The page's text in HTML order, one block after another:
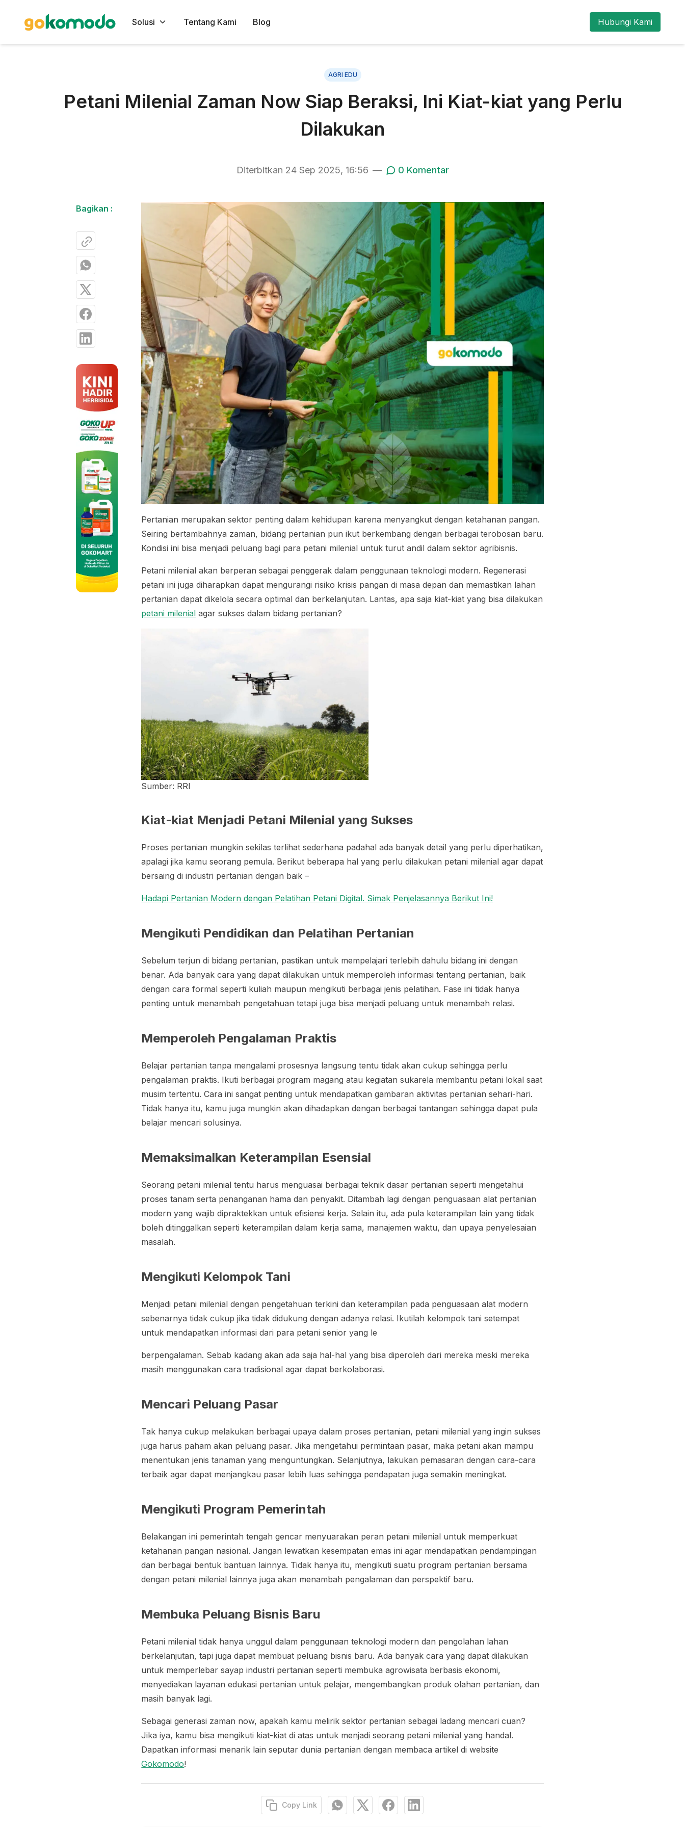
Solusi Tentang Kami Blog Hubungi Kami
AGRI EDU
Petani Milenial Zaman Now Siap Beraksi, Ini Kiat-kiat yang Perlu
Dilakukan
Diterbitkan 24 Sep 2025, 16:56 — 0 Komentar
Bagikan :
Pertanian merupakan sektor penting dalam kehidupan karena menyangkut dengan ketahanan pangan.
Seiring bertambahnya zaman, bidang pertanian pun ikut berkembang dengan berbagai terobosan baru.
Kondisi ini bisa menjadi peluang bagi para petani milenial untuk turut andil dalam sektor agribisnis.
Petani milenial akan berperan sebagai penggerak dalam penggunaan teknologi modern. Regenerasi
petani ini juga diharapkan dapat mengurangi risiko krisis pangan di masa depan dan memastikan lahan
pertanian dapat dikelola secara optimal dan berkelanjutan. Lantas, apa saja kiat-kiat yang bisa dilakukan
petani milenial agar sukses dalam bidang pertanian?
Sumber: RRI
Kiat-kiat Menjadi Petani Milenial yang Sukses
Proses pertanian mungkin sekilas terlihat sederhana padahal ada banyak detail yang perlu diperhatikan,
apalagi jika kamu seorang pemula. Berikut beberapa hal yang perlu dilakukan petani milenial agar dapat
bersaing di industri pertanian dengan baik –
Hadapi Pertanian Modern dengan Pelatihan Petani Digital. Simak Penjelasannya Berikut Ini!
Mengikuti Pendidikan dan Pelatihan Pertanian
Sebelum terjun di bidang pertanian, pastikan untuk mempelajari terlebih dahulu bidang ini dengan
benar. Ada banyak cara yang dapat dilakukan untuk memperoleh informasi tentang pertanian, baik
dengan cara formal seperti kuliah maupun mengikuti berbagai jenis pelatihan. Fase ini tidak hanya
penting untuk menambah pengetahuan tetapi juga bisa menjadi peluang untuk menambah relasi.
Memperoleh Pengalaman Praktis
Belajar pertanian tanpa mengalami prosesnya langsung tentu tidak akan cukup sehingga perlu
pengalaman praktis. Ikuti berbagai program magang atau kegiatan sukarela membantu petani lokal saat
musim tertentu. Cara ini sangat penting untuk mendapatkan gambaran aktivitas pertanian sehari-hari.
Tidak hanya itu, kamu juga mungkin akan dihadapkan dengan berbagai tantangan sehingga dapat pula
belajar mencari solusinya.
Memaksimalkan Keterampilan Esensial
Seorang petani milenial tentu harus menguasai berbagai teknik dasar pertanian seperti mengetahui
proses tanam serta penanganan hama dan penyakit. Ditambah lagi dengan penguasaan alat pertanian
modern yang wajib dipraktekkan untuk efisiensi kerja. Selain itu, ada pula keterampilan lain yang tidak
boleh ditinggalkan seperti keterampilan dalam kerja sama, manajemen waktu, dan upaya penyelesaian
masalah.
Mengikuti Kelompok Tani
Menjadi petani milenial dengan pengetahuan terkini dan keterampilan pada penguasaan alat modern
sebenarnya tidak cukup jika tidak didukung dengan adanya relasi. Ikutilah kelompok tani setempat
untuk mendapatkan informasi dari para petani senior yang le
berpengalaman. Sebab kadang akan ada saja hal-hal yang bisa diperoleh dari mereka meski mereka
masih menggunakan cara tradisional agar dapat berkolaborasi.
Mencari Peluang Pasar
Tak hanya cukup melakukan berbagai upaya dalam proses pertanian, petani milenial yang ingin sukses
juga harus paham akan peluang pasar. Jika mengetahui permintaan pasar, maka petani akan mampu
menentukan jenis tanaman yang menguntungkan. Selanjutnya, lakukan pemasaran dengan cara-cara
terbaik agar dapat menjangkau pasar lebih luas sehingga pendapatan juga semakin meningkat.
Mengikuti Program Pemerintah
Belakangan ini pemerintah tengah gencar menyuarakan peran petani milenial untuk memperkuat
ketahanan pangan nasional. Jangan lewatkan kesempatan emas ini agar mendapatkan pendampingan
dan berbagai bentuk bantuan lainnya. Tidak hanya itu, mengikuti suatu program pertanian bersama
dengan petani milenial lainnya juga akan menambah pengalaman dan perspektif baru.
Membuka Peluang Bisnis Baru
Petani milenial tidak hanya unggul dalam penggunaan teknologi modern dan pengolahan lahan
berkelanjutan, tapi juga dapat membuat peluang bisnis baru. Ada banyak cara yang dapat dilakukan
untuk memperlebar sayap industri pertanian seperti membuka agrowisata berbasis ekonomi,
menyediakan layanan edukasi pertanian untuk pelajar, mengembangkan produk olahan pertanian, dan
masih banyak lagi.
Sebagai generasi zaman now, apakah kamu melirik sektor pertanian sebagai ladang mencari cuan?
Jika iya, kamu bisa mengikuti kiat-kiat di atas untuk menjadi seorang petani milenial yang handal.
Dapatkan informasi menarik lain seputar dunia pertanian dengan membaca artikel di website
Gokomodo!
Copy Link